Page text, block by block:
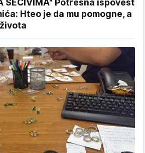
SEČIVIMA" Potresna ispovest
Hteo je da mu pomogne, a